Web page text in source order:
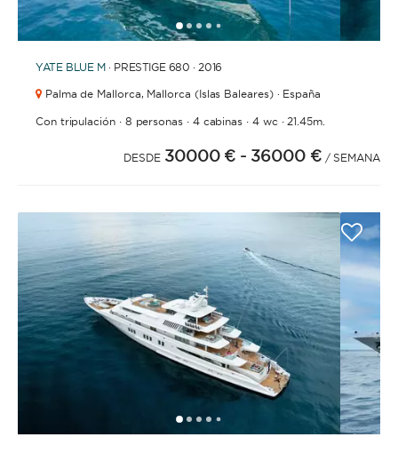
12345 78 9 10 1819
YATE BLUE M· PRESTIGE 680 · 2016
Palma de Mallorca, Mallorca (Islas Baleares) · España
Con tripulación· 8 personas· 4 cabinas · 4 wc· 21.45m.
DESDE 30000 € - 36000 € / SEMANA
12345 131415161718192021